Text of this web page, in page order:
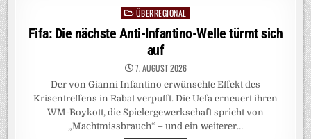
UF M
UNITIONSTRANSPORTE G
EPLANT?
Posted
in
ÜBERREGIONAL
Fifa: Die nächste Anti-Infantino-Welle türmt sich
auf
7. AUGUST 2026
Der von Gianni Infantino erwünschte Effekt des
Krisentreffens in Rabat verpufft. Die Uefa erneuert ihren
WM-Boykott, die Spielergewerkschaft spricht von
„Machtmissbrauch“ – und ein weiterer…